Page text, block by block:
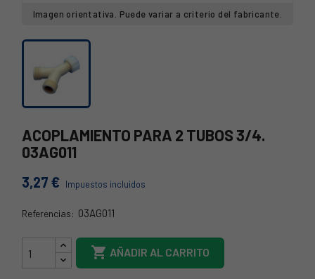
Imagen orientativa. Puede variar a criterio del fabricante.
ACOPLAMIENTO PARA 2 TUBOS 3/4.
03AG011
3,27 € Impuestos incluidos
Referencias: 03AG011
03AG011
 AÑADIR AL CARRITO